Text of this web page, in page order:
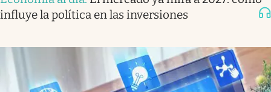
influye la política en las inversiones